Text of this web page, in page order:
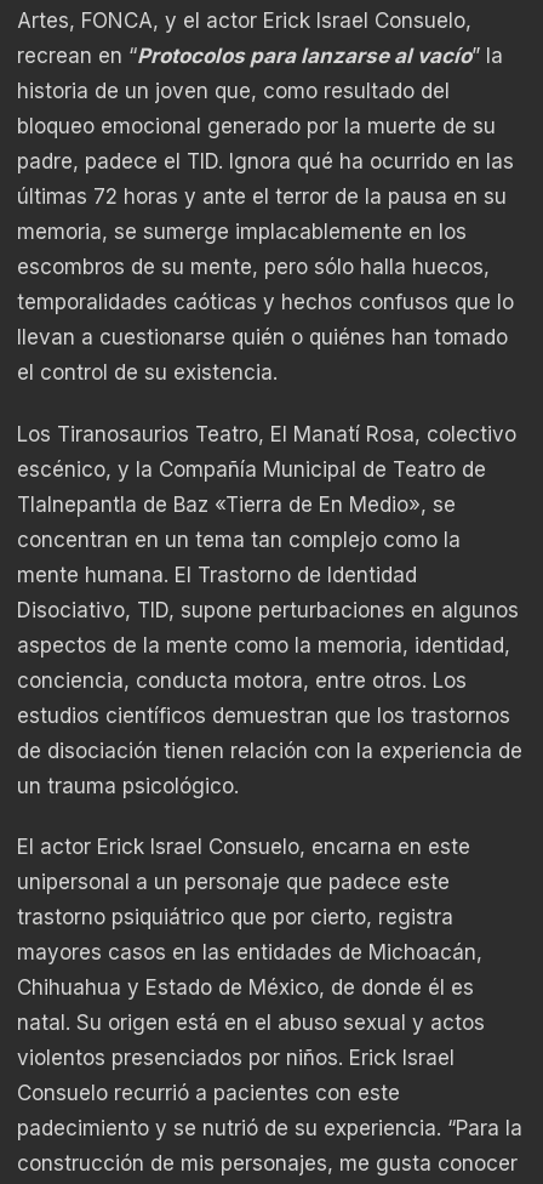
Artes, FONCA, y el actor Erick Israel Consuelo,
recrean en “Protocolos para lanzarse al vacío” la
historia de un joven que, como resultado del
bloqueo emocional generado por la muerte de su
padre, padece el TID. Ignora qué ha ocurrido en las
últimas 72 horas y ante el terror de la pausa en su
memoria, se sumerge implacablemente en los
escombros de su mente, pero sólo halla huecos,
temporalidades caóticas y hechos confusos que lo
llevan a cuestionarse quién o quiénes han tomado
el control de su existencia.
Los Tiranosaurios Teatro, El Manatí Rosa, colectivo
escénico, y la Compañía Municipal de Teatro de
Tlalnepantla de Baz «Tierra de En Medio», se
concentran en un tema tan complejo como la
mente humana. El Trastorno de Identidad
Disociativo, TID, supone perturbaciones en algunos
aspectos de la mente como la memoria, identidad,
conciencia, conducta motora, entre otros. Los
estudios científicos demuestran que los trastornos
de disociación tienen relación con la experiencia de
un trauma psicológico.
El actor Erick Israel Consuelo, encarna en este
unipersonal a un personaje que padece este
trastorno psiquiátrico que por cierto, registra
mayores casos en las entidades de Michoacán,
Chihuahua y Estado de México, de donde él es
natal. Su origen está en el abuso sexual y actos
violentos presenciados por niños. Erick Israel
Consuelo recurrió a pacientes con este
padecimiento y se nutrió de su experiencia. “Para la
construcción de mis personajes, me gusta conocer